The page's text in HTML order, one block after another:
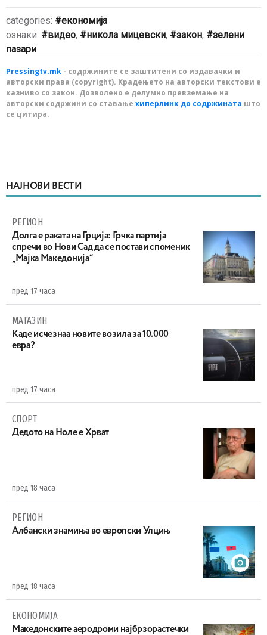
categories:
економија
ознаки:
видео, никола мицевски, закон,
зелени
пазари
Pressingtv.mk - содржините се заштитени со издавачки и
авторски права (copyright). Крадењето на авторски текстови е
казниво со закон. Дозволено е делумно превземање на
авторски содржини со ставање хиперлинк до содржината што
се цитира.
НАЈНОВИ ВЕСТИ
РЕГИОН
Долга е раката на Грција: Грчка партија
спречи во Нови Сад да се постави споменик
„Мајка Македонија“
пред 17 часа
МАГАЗИН
Каде исчезнаа новите возила за 10.000
евра?
пред 17 часа
СПОРТ
Дедото на Ноле е Хрват
пред 18 часа
РЕГИОН
Aлбански знамиња во европски Улцињ
пред 18 часа
ЕКОНОМИЈА
Maкедонските аеродроми најбрзорастечки